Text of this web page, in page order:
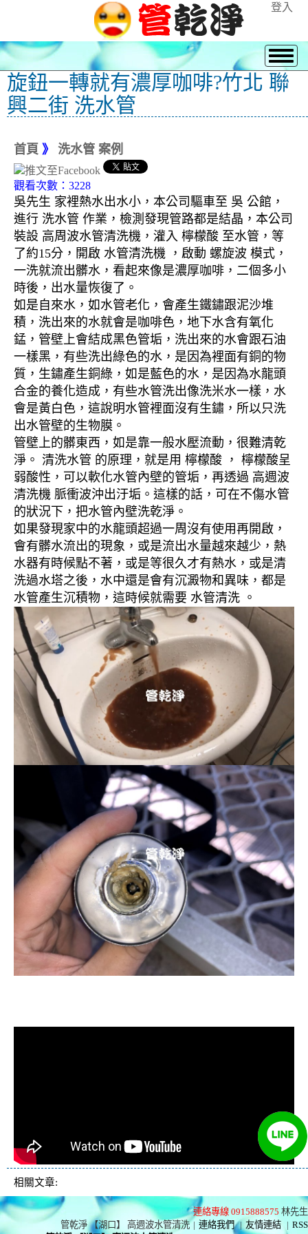
登入
旋鈕一轉就有濃厚咖啡?竹北 聯
興二街 洗水管
首頁 》 洗水管 案例
觀看次數：3228
吳先生 家裡熱水出水小，本公司驅車至 吳 公館，
進行 洗水管 作業，檢測發現管路都是結晶，本公司
裝設 高周波水管清洗機，灌入 檸檬酸 至水管，等
了約15分，開啟 水管清洗機 ，啟動 螺旋波 模式，
一洗就流出髒水，看起來像是濃厚咖啡，二個多小
時後，出水量恢復了。
如是自來水，如水管老化，會產生鐵鏽跟泥沙堆
積，洗出來的水就會是咖啡色，地下水含有氧化
錳，管壁上會結成黑色管垢，洗出來的水會跟石油
一樣黑，有些洗出綠色的水，是因為裡面有銅的物
質，生鏽產生銅綠，如是藍色的水，是因為水龍頭
合金的養化造成，有些水管洗出像洗米水一樣，水
會是黃白色，這說明水管裡面沒有生鏽，所以只洗
出水管壁的生物膜。
管壁上的髒東西，如是靠一般水壓流動，很難清乾
淨。 清洗水管 的原理，就是用 檸檬酸 ， 檸檬酸呈
弱酸性，可以軟化水管內壁的管垢，再透過 高週波
清洗機 脈衝波沖出汙垢。這樣的話，可在不傷水管
的狀況下，把水管內壁洗乾淨。
如果發現家中的水龍頭超過一周沒有使用再開啟，
會有髒水流出的現象，或是流出水量越來越少，熱
水器有時候點不著，或是等很久才有熱水，或是清
洗過水塔之後，水中還是會有沉澱物和異味，都是
水管產生沉積物，這時候就需要 水管清洗 。
相關文章:
連絡專線 0915888575 林先生
管乾淨 【湖口】 高週波水管清洗 | 連絡我們 | 友情連結 | RSS